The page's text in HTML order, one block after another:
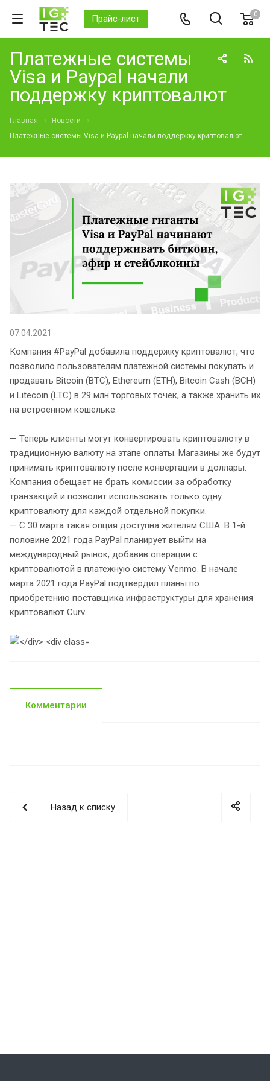
Прайс-лист 0
Платежные системы
Visa и Paypal начали
поддержку криптовалют
Главная
Новости
Платежные системы Visa и Paypal начали поддержку криптовалют
07.04.2021
Компания #PayPal добавила поддержку криптовалют, что
позволило пользователям платежной системы покупать и
продавать Bitcoin (BTC), Ethereum (ETH), Bitcoin Cash (BCH)
и Litecoin (LTC) в 29 млн торговых точек, а также хранить их
на встроенном кошельке.
— Теперь клиенты могут конвертировать криптовалюту в
традиционную валюту на этапе оплаты. Магазины же будут
принимать криптовалюту после конвертации в доллары.
Компания обещает не брать комиссии за обработку
транзакций и позволит использовать только одну
криптовалюту для каждой отдельной покупки.
— С 30 марта такая опция доступна жителям США. В 1-й
половине 2021 года PayPal планирует выйти на
международный рынок, добавив операции с
криптовалютой в платежную систему Venmo. В начале
марта 2021 года PayPal подтвердил планы по
приобретению поставщика инфраструктуры для хранения
криптовалют Curv.
Комментарии
Назад к списку